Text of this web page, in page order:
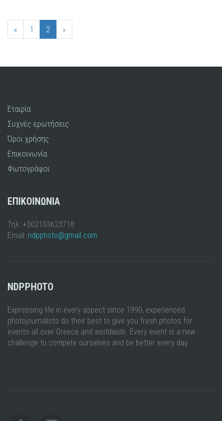
« 1 2 »
Εταιρία
Συχνές ερωτήσεις
Όροι χρήσης
Επικοινωνία
Φωτογράφοι
ΕΠΙΚΟΙΝΩΝΙΑ
Τηλ: +302103623718
Email: ndpphoto@gmail.com
NDPPHOTO
Expressing life in every aspect since 1990, experienced
photojournalists do their best to give you fresh photos for
events all over Greece and worldwide. Every event is a new
challenge to compete ourselves and be better every day.